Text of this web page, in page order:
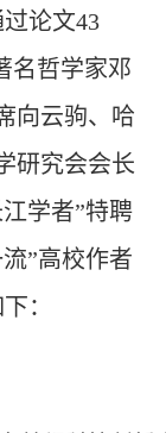
论文43
名哲学家邓
向云驹、哈
研究会会长
学者”特聘
”高校作者
：